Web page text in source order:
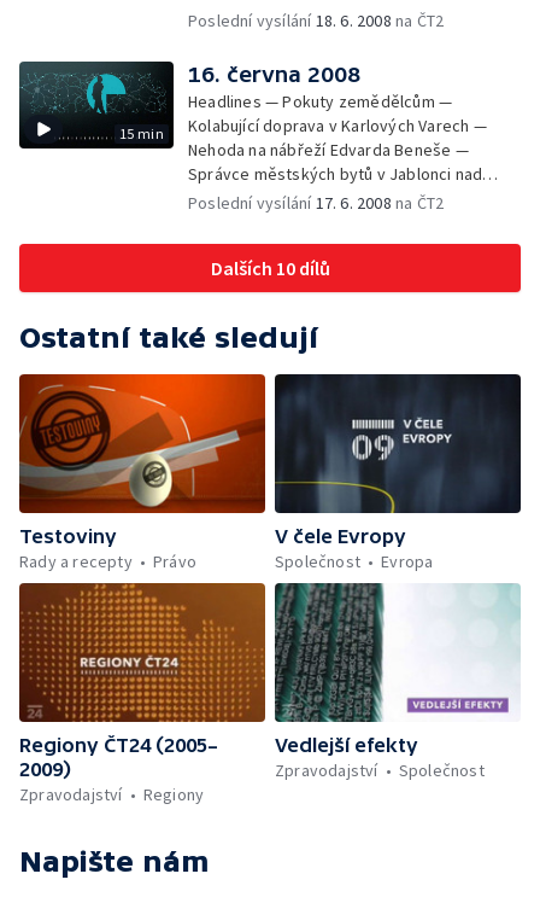
straně Zelených — Tunelování Lesů ČR? —
Pictus naposledy v ČR
Poslední vysílání18. 6. 2008 na ČT2
15 min
16. června 2008
Headlines — Pokuty zemědělcům —
Kolabující doprava v Karlových Varech —
Nehoda na nábřeží Edvarda Beneše —
Správce městských bytů v Jablonci nad
Nisou — Kateřina Jacques odstoupila ze své
— Marcela Urbanová obviněna z křivé
výpovědi — Nadprůměrná sklizeň obilí —
Zloději památek — Projekt vagon —
Poslední vysílání17. 6. 2008 na ČT2
Dalších 10 dílů
Ostatní také sledují
Testoviny
Rady a recepty
Právo
V čele Evropy
Společnost
Evropa
Regiony ČT24 (2005–
2009)
Zpravodajství
Regiony
Vedlejší efekty
Zpravodajství
Společnost
Napište nám